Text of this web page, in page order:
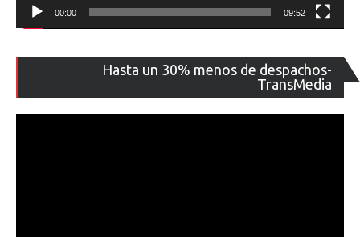
00:00 09:52
Hasta un 30% menos de despachos-
TransMedia
de